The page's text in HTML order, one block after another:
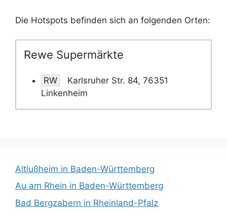
Die Hotspots befinden sich an folgenden Orten:
Rewe Supermärkte
RW
Karlsruher Str. 84, 76351
Linkenheim
Altlußheim in Baden-Württemberg
Au am Rhein in Baden-Württemberg
Bad Bergzabern in Rheinland-Pfalz